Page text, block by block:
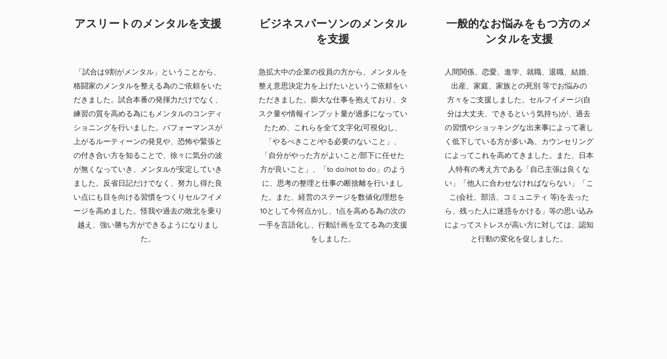
アスリートのメンタルを支援
「試合は9割がメンタル」ということから、
格闘家のメンタルを整える為のご依頼をいた
だきました。試合本番の発揮力だけでなく、
練習の質を高める為にもメンタルのコンディ
ショニングを行いました。パフォーマンスが
上がるルーティーンの発見や、恐怖や緊張と
の付き合い方を知ることで、徐々に気分の波
が無くなっていき、メンタルが安定していき
ました。反省日記だけでなく、努力し得た良
い点にも目を向ける習慣をつくりセルフイメ
ージを高めました。怪我や過去の敗北を乗り
越え、強い勝ち方ができるようになりまし
た。
ビジネスパーソンのメンタル
を支援
急拡大中の企業の役員の方から、メンタルを
整え意思決定力を上げたいというご依頼をい
ただきました。膨大な仕事を抱えており、タ
スク量や情報インプット量が過多になってい
たため、これらを全て文字化(可視化)し、
「やるべきこと/やる必要のないこと」、
「自分がやった方がよいこと/部下に任せた
方が良いこと」、「to do/not to do」のよう
に、思考の整理と仕事の断捨離を行いまし
た。また、経営のステージを数値化(理想を
10として今何点か)し、1点を高める為の次の
一手を言語化し、行動計画を立てる為の支援
をしました。
一般的なお悩みをもつ方のメ
ンタルを支援
人間関係、恋愛、進学、就職、退職、結婚、
出産、家庭、家族との死別 等でお悩みの
方々をご支援しました。セルフイメージ(自
分は大丈夫、できるという気持ち)が、過去
の習慣やショッキングな出来事によって著し
く低下している方が多い為、カウンセリング
によってこれを高めてきました。また、日本
人特有の考え方である「自己主張は良くな
い」「他人に合わせなければならない」「こ
こ(会社、部活、コミュニティ 等)を去った
ら、残った人に迷惑をかける」等の思い込み
によってストレスが高い方に対しては、認知
と行動の変化を促しました。